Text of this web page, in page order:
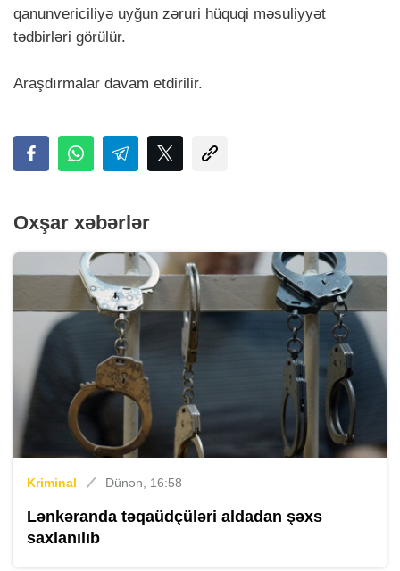
qanunvericiliyə uyğun zəruri hüquqi məsuliyyət
tədbirləri görülür.
Araşdırmalar davam etdirilir.
Oxşar xəbərlər
Kriminal Dünən, 16:58
Lənkəranda təqaüdçüləri aldadan şəxs
saxlanılıb